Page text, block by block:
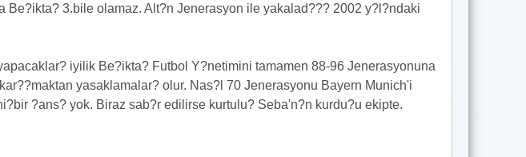
3.bile olamaz. Alt?n Jenerasyon ile yakalad??? 2002 y?l?ndaki
iyilik Be?ikta? Futbol Y?netimini tamamen 88-96 Jenerasyonuna
yasaklamalar? olur. Nas?l 70 Jenerasyonu Bayern Munich'i
?ans? yok. Biraz sab?r edilirse kurtulu? Seba'n?n kurdu?u ekipte.